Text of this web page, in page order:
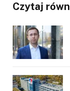
Czytaj